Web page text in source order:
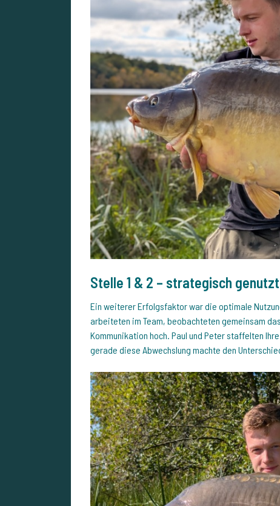
Stelle 1 & 2 – strategisch genutzt
Ein weiterer Erfolgsfaktor war die optimale
arbeiteten im Team, beobachteten gemeinsam
Kommunikation hoch. Paul und Peter staffelten
gerade diese Abwechslung machte den